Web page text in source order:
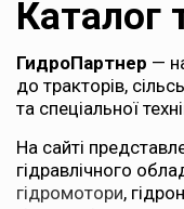
Каталог
ГидроПартнер —
до тракторів,
та спеціальної
На сайті
гідравлічного
гідромотори,